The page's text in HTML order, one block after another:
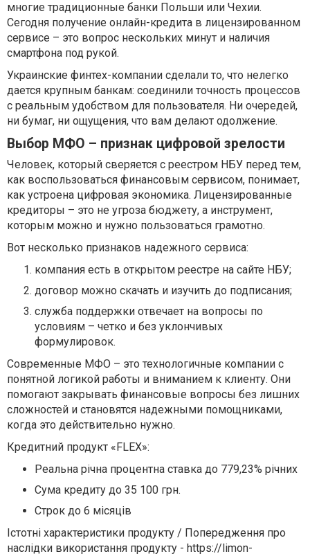
многие традиционные банки Польши или Чехии.
Сегодня получение онлайн-кредита в лицензированном
сервисе – это вопрос нескольких минут и наличия
смартфона под рукой.
Украинские финтех-компании сделали то, что нелегко
дается крупным банкам: соединили точность процессов
с реальным удобством для пользователя. Ни очередей,
ни бумаг, ни ощущения, что вам делают одолжение.
Выбор МФО – признак цифровой зрелости
Человек, который сверяется с реестром НБУ перед тем,
как воспользоваться финансовым сервисом, понимает,
как устроена цифровая экономика. Лицензированные
кредиторы – это не угроза бюджету, а инструмент,
которым можно и нужно пользоваться грамотно.
Вот несколько признаков надежного сервиса:
компания есть в открытом реестре на сайте НБУ;
договор можно скачать и изучить до подписания;
служба поддержки отвечает на вопросы по
условиям – четко и без уклончивых
формулировок.
Современные МФО – это технологичные компании с
понятной логикой работы и вниманием к клиенту. Они
помогают закрывать финансовые вопросы без лишних
сложностей и становятся надежными помощниками,
когда это действительно нужно.
Кредитний продукт «FLEX»:
Реальна річна процентна ставка до 779,23% річних
Сума кредиту до 35 100 грн.
Строк до 6 місяців
Істотні характеристики продукту / Попередження про
наслідки використання продукту - https://limon-